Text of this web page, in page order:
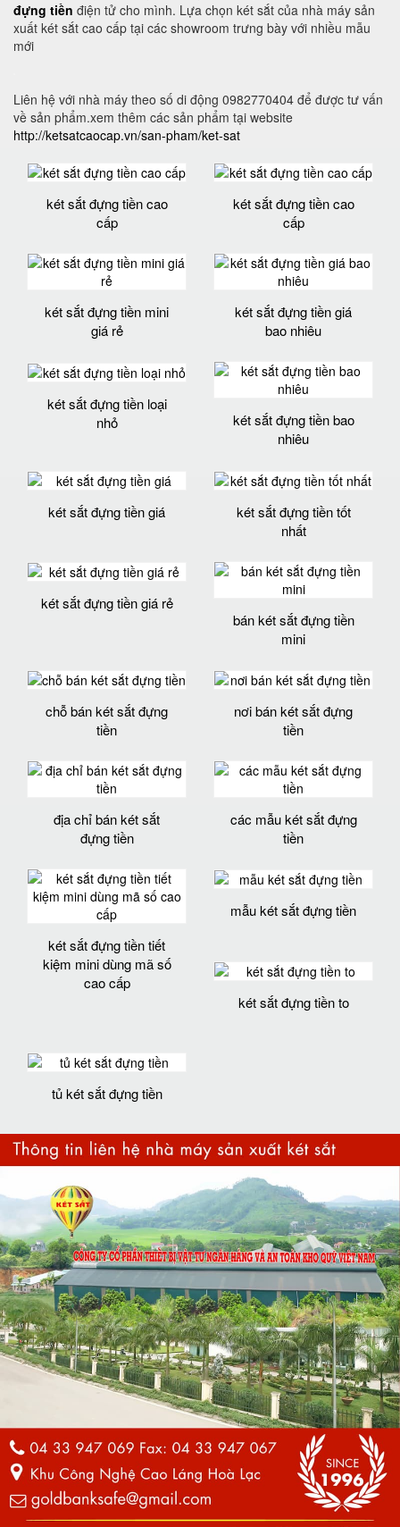
đựng tiền điện tử cho mình. Lựa chọn két sắt của nhà máy sản
xuất két sắt cao cấp tại các showroom trưng bày với nhiều mẫu
mới
Liên hệ với nhà máy theo số di động 0982770404 để được tư vấn
về sản phẩm.xem thêm các sản phẩm tại website
http://ketsatcaocap.vn/san-pham/ket-sat
két sắt đựng tiền cao
cấp
két sắt đựng tiền cao
cấp
két sắt đựng tiền mini
giá rẻ
két sắt đựng tiền giá
bao nhiêu
két sắt đựng tiền loại
nhỏ
két sắt đựng tiền bao
nhiêu
két sắt đựng tiền giá
két sắt đựng tiền tốt
nhất
két sắt đựng tiền giá rẻ
bán két sắt đựng tiền
mini
chỗ bán két sắt đựng
tiền
nơi bán két sắt đựng
tiền
địa chỉ bán két sắt
đựng tiền
các mẫu két sắt đựng
tiền
két sắt đựng tiền tiết
kiệm mini dùng mã số
cao cấp
mẫu két sắt đựng tiền
két sắt đựng tiền to
tủ két sắt đựng tiền